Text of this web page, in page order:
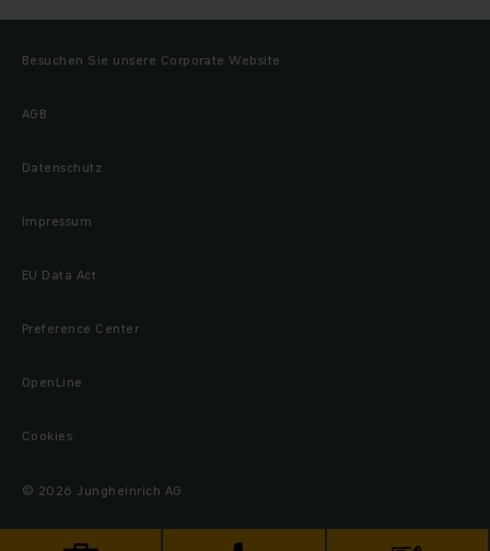
Besuchen Sie unsere Corporate Website
AGB
Datenschutz
Impressum
EU Data Act
Preference Center
OpenLine
Cookies
© 2026 Jungheinrich AG